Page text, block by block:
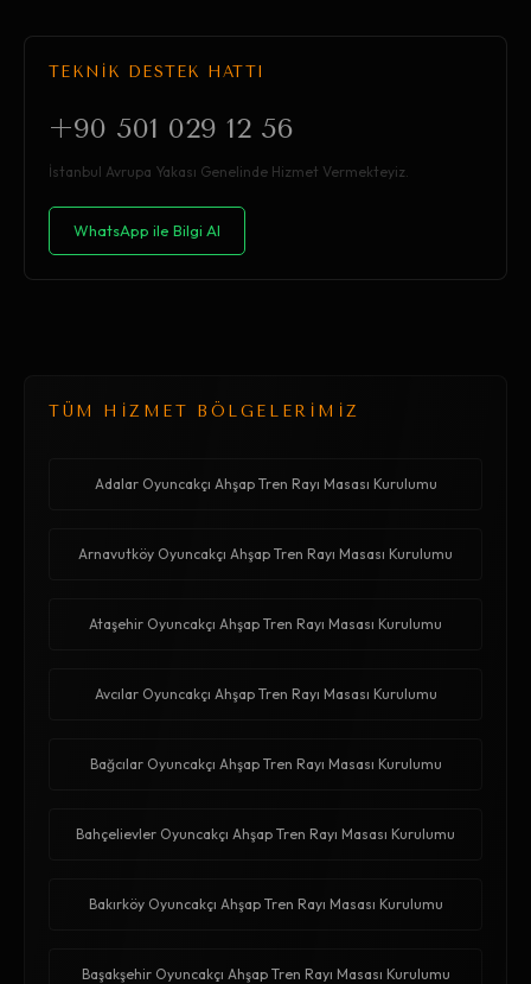
TEKNİK DESTEK HATTI
+90 501 029 12 56
İstanbul Avrupa Yakası Genelinde Hizmet Vermekteyiz.
WhatsApp ile Bilgi Al
TÜM HİZMET BÖLGELERİMİZ
Adalar Oyuncakçı Ahşap Tren Rayı Masası Kurulumu
Arnavutköy Oyuncakçı Ahşap Tren Rayı Masası Kurulumu
Ataşehir Oyuncakçı Ahşap Tren Rayı Masası Kurulumu
Avcılar Oyuncakçı Ahşap Tren Rayı Masası Kurulumu
Bağcılar Oyuncakçı Ahşap Tren Rayı Masası Kurulumu
Bahçelievler Oyuncakçı Ahşap Tren Rayı Masası Kurulumu
Bakırköy Oyuncakçı Ahşap Tren Rayı Masası Kurulumu
Başakşehir Oyuncakçı Ahşap Tren Rayı Masası Kurulumu